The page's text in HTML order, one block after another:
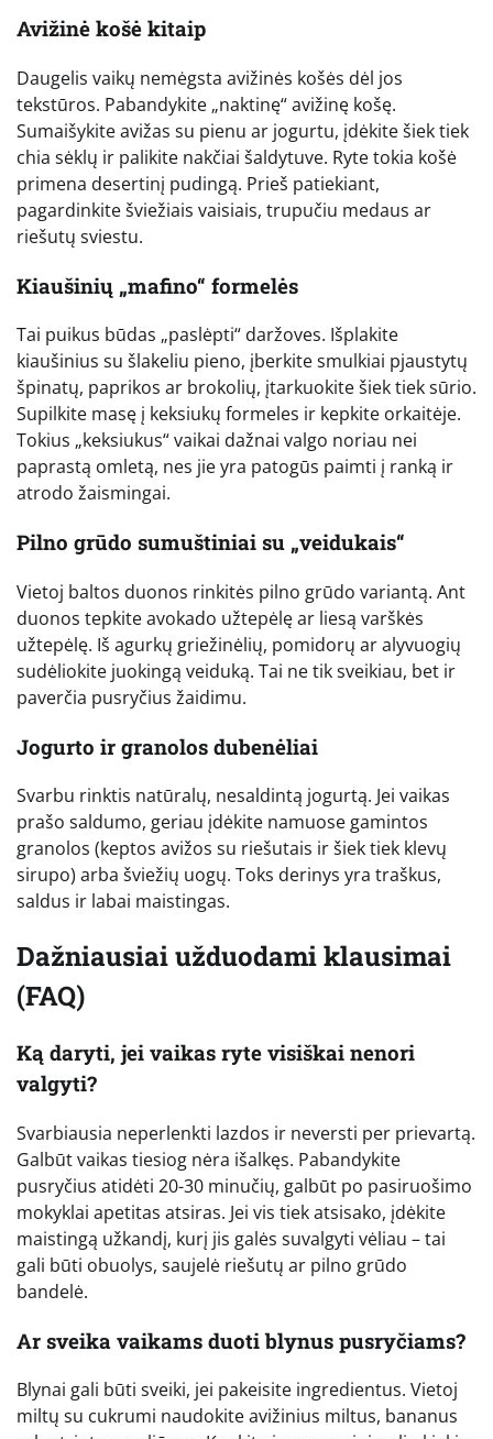
Avižinė košė kitaip
Daugelis vaikų nemėgsta avižinės košės dėl jos
tekstūros. Pabandykite „naktinę“ avižinę košę.
Sumaišykite avižas su pienu ar jogurtu, įdėkite šiek tiek
chia sėklų ir palikite nakčiai šaldytuve. Ryte tokia košė
primena desertinį pudingą. Prieš patiekiant,
pagardinkite šviežiais vaisiais, trupučiu medaus ar
riešutų sviestu.
Kiaušinių „mafino“ formelės
Tai puikus būdas „paslėpti“ daržoves. Išplakite
kiaušinius su šlakeliu pieno, įberkite smulkiai pjaustytų
špinatų, paprikos ar brokolių, įtarkuokite šiek tiek sūrio.
Supilkite masę į keksiukų formeles ir kepkite orkaitėje.
Tokius „keksiukus“ vaikai dažnai valgo noriau nei
paprastą omletą, nes jie yra patogūs paimti į ranką ir
atrodo žaismingai.
Pilno grūdo sumuštiniai su „veidukais“
Vietoj baltos duonos rinkitės pilno grūdo variantą. Ant
duonos tepkite avokado užtepėlę ar liesą varškės
užtepėlę. Iš agurkų griežinėlių, pomidorų ar alyvuogių
sudėliokite juokingą veiduką. Tai ne tik sveikiau, bet ir
paverčia pusryčius žaidimu.
Jogurto ir granolos dubenėliai
Svarbu rinktis natūralų, nesaldintą jogurtą. Jei vaikas
prašo saldumo, geriau įdėkite namuose gamintos
granolos (keptos avižos su riešutais ir šiek tiek klevų
sirupo) arba šviežių uogų. Toks derinys yra traškus,
saldus ir labai maistingas.
Dažniausiai užduodami klausimai
(FAQ)
Ką daryti, jei vaikas ryte visiškai nenori
valgyti?
Svarbiausia neperlenkti lazdos ir neversti per prievartą.
Galbūt vaikas tiesiog nėra išalkęs. Pabandykite
pusryčius atidėti 20-30 minučių, galbūt po pasiruošimo
mokyklai apetitas atsiras. Jei vis tiek atsisako, įdėkite
maistingą užkandį, kurį jis galės suvalgyti vėliau – tai
gali būti obuolys, saujelė riešutų ar pilno grūdo
bandelė.
Ar sveika vaikams duoti blynus pusryčiams?
Blynai gali būti sveiki, jei pakeisite ingredientus. Vietoj
miltų su cukrumi naudokite avižinius miltus, bananus